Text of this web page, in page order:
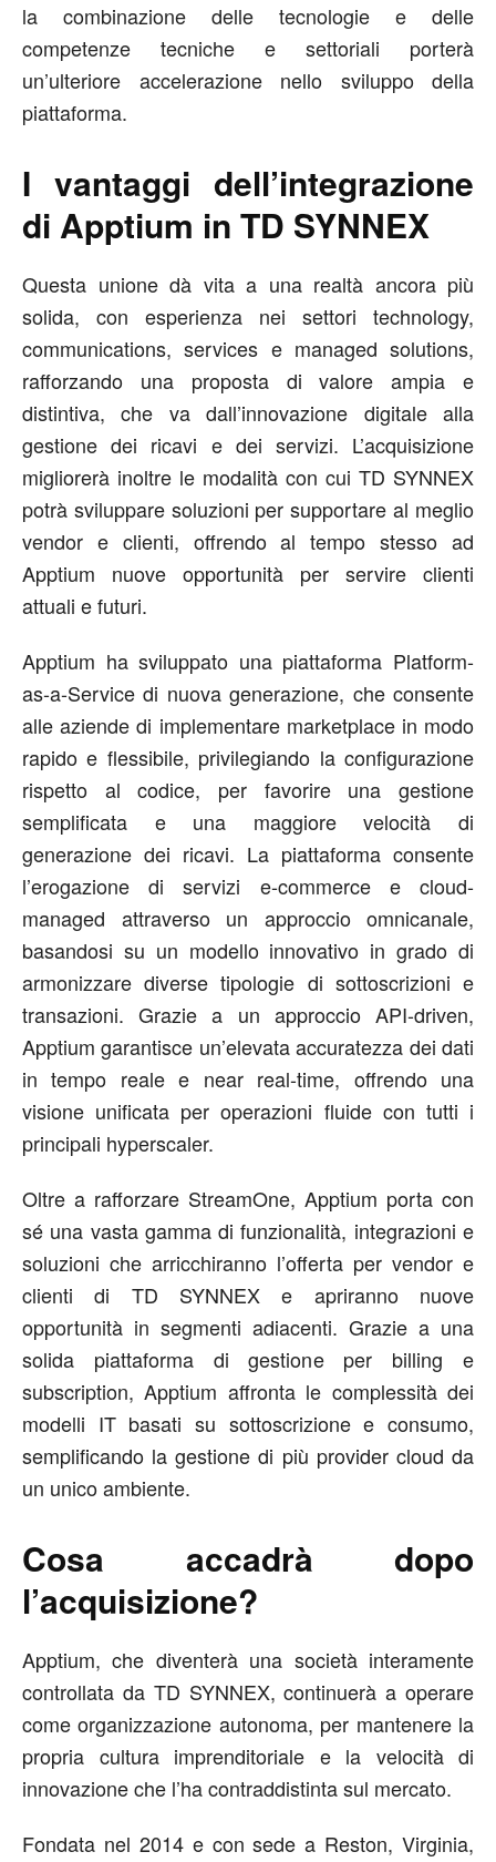
la combinazione delle tecnologie e delle
competenze tecniche e settoriali porterà
un’ulteriore accelerazione nello sviluppo della
piattaforma.
I vantaggi dell’integrazione
di Apptium in TD SYNNEX
Questa unione dà vita a una realtà ancora più
solida, con esperienza nei settori technology,
communications, services e managed solutions,
rafforzando una proposta di valore ampia e
distintiva, che va dall’innovazione digitale alla
gestione dei ricavi e dei servizi. L’acquisizione
migliorerà inoltre le modalità con cui TD SYNNEX
potrà sviluppare soluzioni per supportare al meglio
vendor e clienti, offrendo al tempo stesso ad
Apptium nuove opportunità per servire clienti
attuali e futuri.
Apptium ha sviluppato una piattaforma Platform-
as-a-Service di nuova generazione, che consente
alle aziende di implementare marketplace in modo
rapido e flessibile, privilegiando la configurazione
rispetto al codice, per favorire una gestione
semplificata e una maggiore velocità di
generazione dei ricavi. La piattaforma consente
l’erogazione di servizi e-commerce e cloud-
managed attraverso un approccio omnicanale,
basandosi su un modello innovativo in grado di
armonizzare diverse tipologie di sottoscrizioni e
transazioni. Grazie a un approccio API-driven,
Apptium garantisce un’elevata accuratezza dei dati
in tempo reale e near real-time, offrendo una
visione unificata per operazioni fluide con tutti i
principali hyperscaler.
Oltre a rafforzare StreamOne, Apptium porta con
sé una vasta gamma di funzionalità, integrazioni e
soluzioni che arricchiranno l’offerta per vendor e
clienti di TD SYNNEX e apriranno nuove
opportunità in segmenti adiacenti. Grazie a una
solida piattaforma di gestione per billing e
subscription, Apptium affronta le complessità dei
modelli IT basati su sottoscrizione e consumo,
semplificando la gestione di più provider cloud da
un unico ambiente.
Cosa accadrà dopo
l’acquisizione?
Apptium, che diventerà una società interamente
controllata da TD SYNNEX, continuerà a operare
come organizzazione autonoma, per mantenere la
propria cultura imprenditoriale e la velocità di
innovazione che l’ha contraddistinta sul mercato.
Fondata nel 2014 e con sede a Reston, Virginia,